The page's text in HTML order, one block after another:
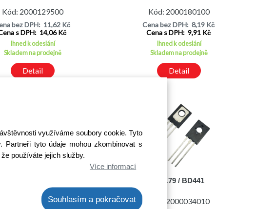
využíváme soubory cookie. Tyto
tyto údaje mohou zkombinovat s
používáte jejich služby.
Více informací
Souhlasím a pokračovat
Kód: 2000129500
bez DPH: 11,62 Kč
s DPH: 14,06 Kč
Ihned k odeslání
Skladem na prodejně
Detail
Kód: 2000180100
Cena bez DPH: 8,19 Kč
Cena s DPH: 9,91 Kč
Ihned k odeslání
Skladem na prodejně
Detail
Kód: 2000001500
BD179 / BD441
Kód: 2000034010